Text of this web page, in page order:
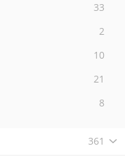
33
2
10
21
8
361